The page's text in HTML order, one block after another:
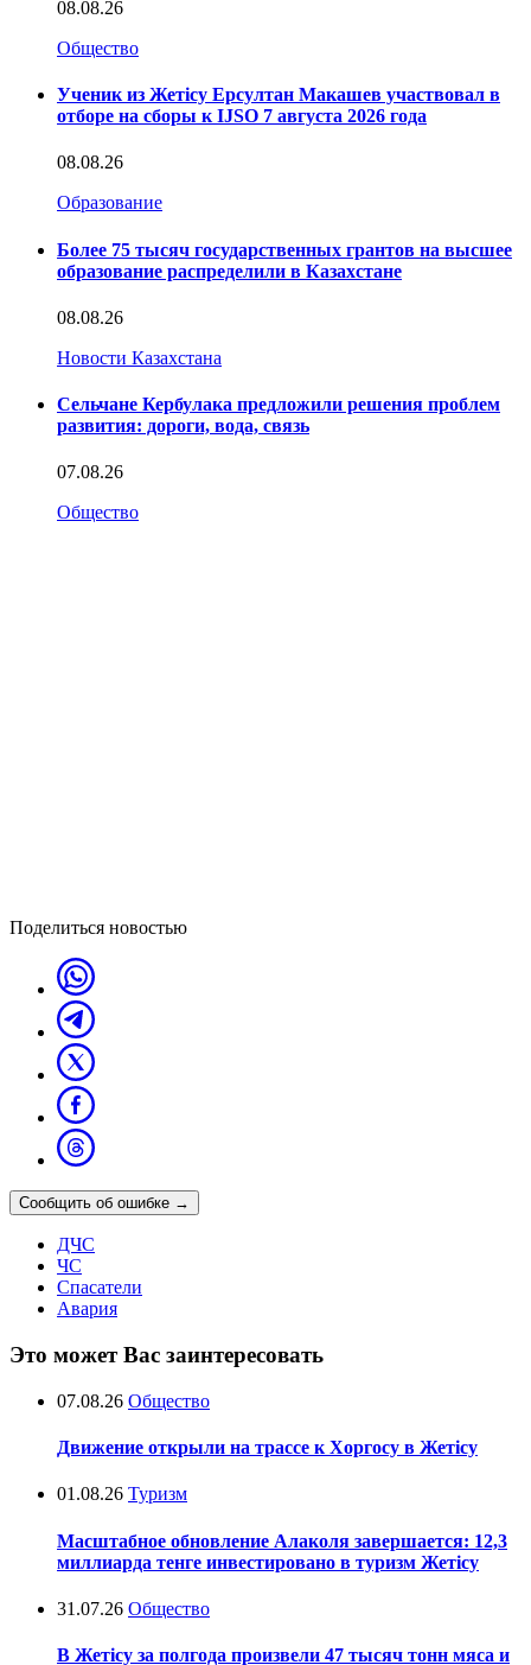
08.08.26
Общество
Ученик из Жетісу Ерсултан Макашев участвовал в
отборе на сборы к IJSO 7 августа 2026 года
08.08.26
Образование
Более 75 тысяч государственных грантов на высшее
образование распределили в Казахстане
08.08.26
Новости Казахстана
Сельчане Кербулака предложили решения проблем
развития: дороги, вода, связь
07.08.26
Общество
Поделиться новостью
Сообщить об ошибке →
ДЧС
ЧС
Спасатели
Авария
Это может Вас заинтересовать
07.08.26 Общество
Движение открыли на трассе к Хоргосу в Жетісу
01.08.26 Туризм
Масштабное обновление Алаколя завершается: 12,3
миллиарда тенге инвестировано в туризм Жетісу
31.07.26 Общество
В Жетісу за полгода произвели 47 тысяч тонн мяса и